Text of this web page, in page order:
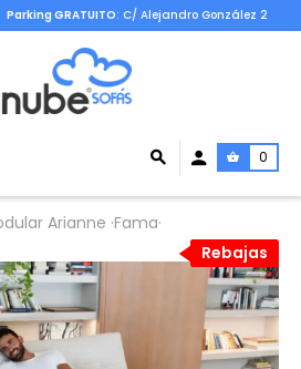
Parking GRATUITO: C/ Alejandro González 2
0
Arianne ·Fama·
Rebajas
Rebajas